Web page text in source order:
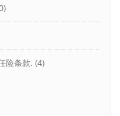
险条款. (4)